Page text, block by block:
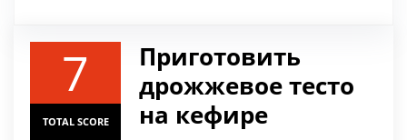
7
TOTAL SCORE
Приготовить
дрожжевое тесто
на кефире